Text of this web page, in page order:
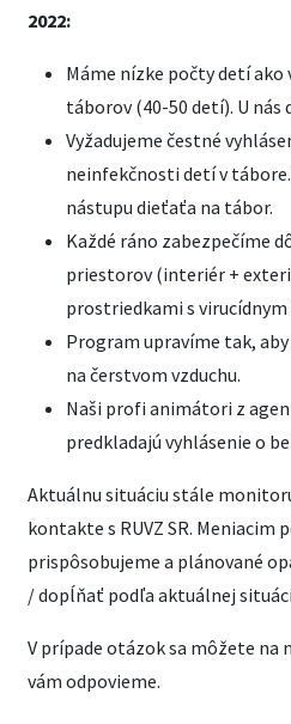
2022:
Máme nízke počty detí ako
táborov (40-50 detí). U nás
Vyžadujeme čestné
neinfekčnosti detí v
nástupu dieťaťa na tábor.
Každé ráno zabezpečíme
priestorov (interiér +
prostriedkami s virucídnym
Program upravíme tak,
na čerstvom vzduchu.
Naši profi animátori z
predkladajú vyhlásenie o
Aktuálnu situáciu stále
kontakte s RUVZ SR.
prispôsobujeme a plánované
/ dopĺňať podľa aktuálnej
V prípade otázok sa môžete na
vám odpovieme.